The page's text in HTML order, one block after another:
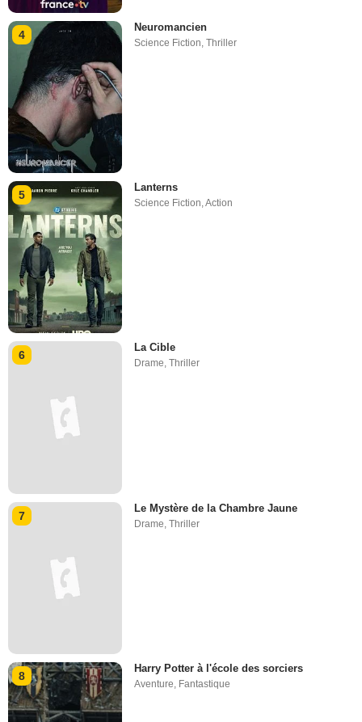
4
Neuromancien
Science Fiction ,Thriller
5
Lanterns
Science Fiction,Action
6
La Cible
Drame,Thriller
7
Le Mystère de la Chambre Jaune
Drame ,Thriller
8
Harry Potter à l'école des sorciers
Aventure, Fantastique